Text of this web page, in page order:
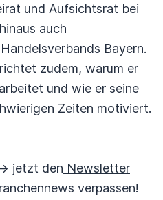
und Aufsichtsrat bei
auch
Bayern.
zudem, warum er
und wie er seine
Zeiten motiviert.
jetzt den Newsletter
verpassen!